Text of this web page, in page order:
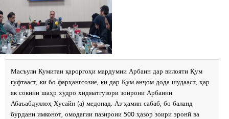
Масъули Кумитаи қароргоҳи мардумии Арбаин дар вилояти Қум
гуфтааст, ки бо фарҳангсозие, ки дар Қум анҷом дода шудааст, ҳар
як сокини шаҳр худро хидматгузори зоирони Арбаини
Абаъабдуллоҳ Ҳусайн (а) медонад. Аз ҳамин сабаб, бо баланд
бурдани имконот, омодагии пазироии 500 ҳазор зоири эронӣ ва